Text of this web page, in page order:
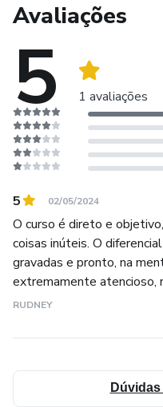
• Agulhas ( Rl, RS MR, MG)
• Diluentes
• Montar bancada
• Formula para borrifador
• Pele artificial ( ensino a
• Pigmentação sólida (
• Sombras ( movimentos
• Praticando em peles
Não deixe de
Avaliações
5 1 avaliações
5 02/05/2024
O curso é direto e
coisas inúteis. O
gravadas e pronto, na
extremamente atencioso,
RUDNEY